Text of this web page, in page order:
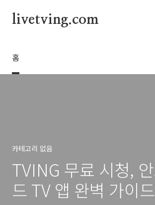
livetving.com
홈
카테고리 없음
TVING 무료 시청,
드 TV 앱 완벽 가이드